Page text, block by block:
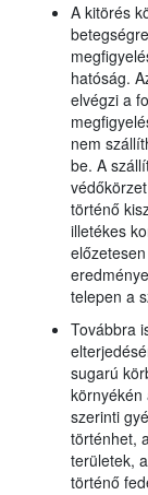
A kitörés
hatóság.
elvégzi a
nem
be. A
történő
illetékes
telepen a
Továbbra
sugarú
környékén
szerinti
történhet,
területek,
történő